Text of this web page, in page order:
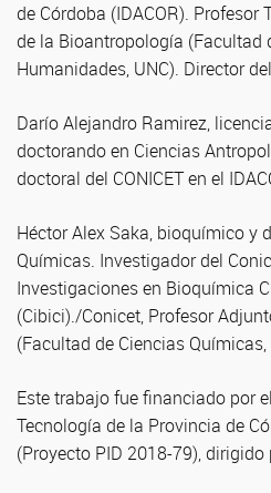
de Córdoba (IDACOR).
de la Bioantropología (Facultad
Humanidades, UNC). Director
Darío Alejandro Ramirez,
doctorando en Ciencias
doctoral del CONICET en el
Héctor Alex Saka, bioquímico y
Químicas. Investigador del
Investigaciones en Bioquímica
(Cibici)./Conicet, Profesor
(Facultad de Ciencias Químicas,
Este trabajo fue financiado por
Tecnología de la Provincia de
(Proyecto PID 2018-79),